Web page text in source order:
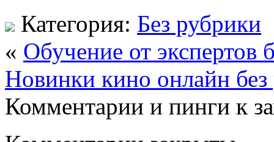
Категория: Без рубрики
« Обучение от экспертов
Новинки кино онлайн
Комментарии и пинги к